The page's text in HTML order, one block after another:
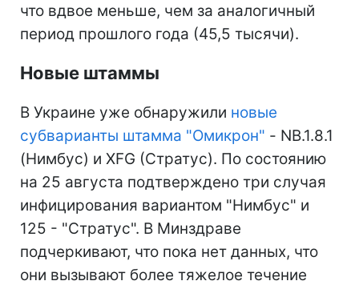
что вдвое меньше, чем за аналогичный
период прошлого года (45,5 тысячи).
Новые штаммы
В Украине уже обнаружили новые
субварианты штамма "Омикрон" - NB.1.8.1
(Нимбус) и XFG (Стратус). По состоянию
на 25 августа подтверждено три случая
инфицирования вариантом "Нимбус" и
125 - "Стратус". В Минздраве
подчеркивают, что пока нет данных, что
они вызывают более тяжелое течение